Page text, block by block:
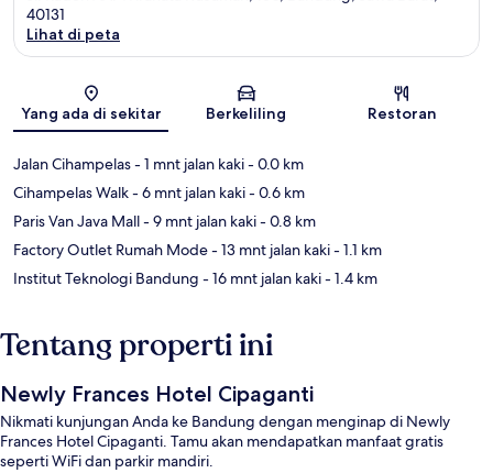
40131
Lihat di peta
Yang ada di sekitar Berkeliling Restoran
Jalan Cihampelas- 1 mnt jalan kaki- 0.0 km
Cihampelas Walk- 6 mnt jalan kaki- 0.6 km
Paris Van Java Mall- 9 mnt jalan kaki- 0.8 km
Factory Outlet Rumah Mode- 13 mnt jalan kaki- 1.1 km
Institut Teknologi Bandung - 16 mnt jalan kaki- 1.4 km
Tentang properti ini
Newly Frances Hotel Cipaganti
Nikmati kunjungan Anda ke Bandung dengan menginap di Newly
Frances Hotel Cipaganti. Tamu akan mendapatkan manfaat gratis
seperti WiFi dan parkir mandiri.